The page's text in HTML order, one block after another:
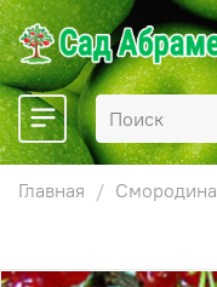
Главная Смородина